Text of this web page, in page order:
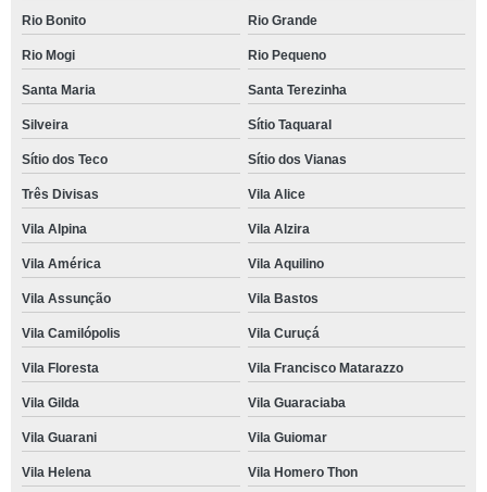
Rio Bonito Rio Grande
Rio Mogi Rio Pequeno
Santa Maria Santa Terezinha
Silveira Sítio Taquaral
Sítio dos Teco Sítio dos Vianas
Três Divisas Vila Alice
Vila Alpina Vila Alzira
Vila América Vila Aquilino
Vila Assunção Vila Bastos
Vila Camilópolis Vila Curuçá
Vila Floresta Vila Francisco Matarazzo
Vila Gilda Vila Guaraciaba
Vila Guarani Vila Guiomar
Vila Helena Vila Homero Thon